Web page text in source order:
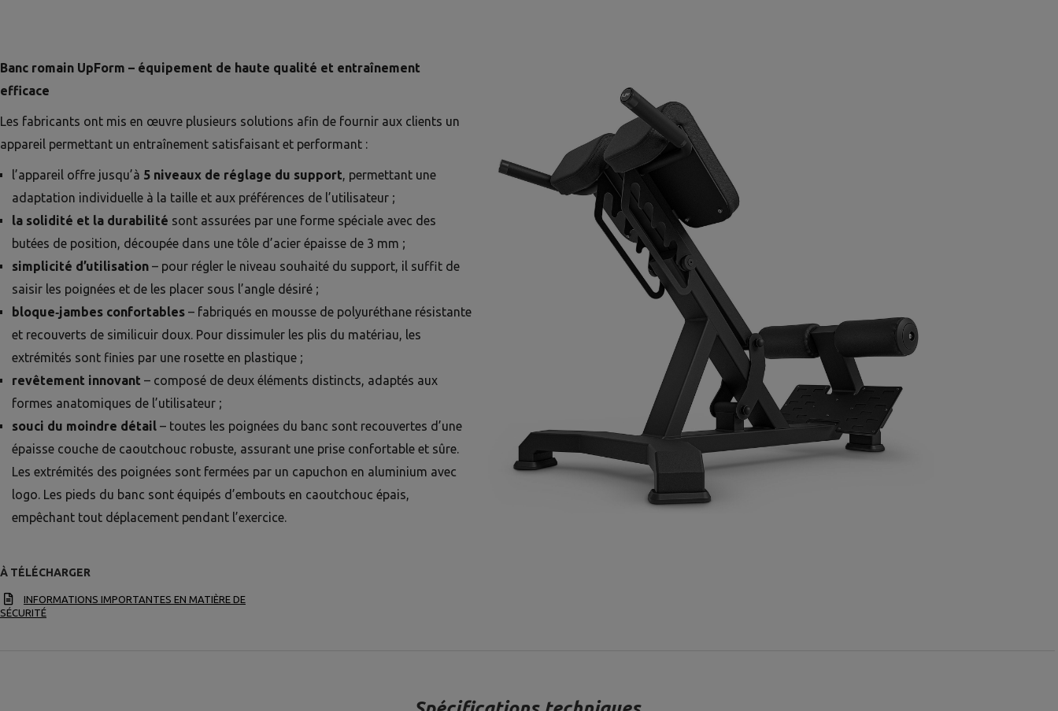
Banc romain UpForm – équipement de haute qualité et entraînement
efficace
Les fabricants ont mis en œuvre plusieurs solutions afin de fournir aux clients un
appareil permettant un entraînement satisfaisant et performant :
l’appareil offre jusqu’à 5 niveaux de réglage du support, permettant une
adaptation individuelle à la taille et aux préférences de l’utilisateur ;
la solidité et la durabilité sont assurées par une forme spéciale avec des
butées de position, découpée dans une tôle d’acier épaisse de 3 mm ;
simplicité d’utilisation – pour régler le niveau souhaité du support, il suffit de
saisir les poignées et de les placer sous l’angle désiré ;
bloque‑jambes confortables – fabriqués en mousse de polyuréthane résistante
et recouverts de similicuir doux. Pour dissimuler les plis du matériau, les
extrémités sont finies par une rosette en plastique ;
revêtement innovant – composé de deux éléments distincts, adaptés aux
formes anatomiques de l’utilisateur ;
souci du moindre détail – toutes les poignées du banc sont recouvertes d’une
épaisse couche de caoutchouc robuste, assurant une prise confortable et sûre.
Les extrémités des poignées sont fermées par un capuchon en aluminium avec
logo. Les pieds du banc sont équipés d’embouts en caoutchouc épais,
empêchant tout déplacement pendant l’exercice.
À TÉLÉCHARGER
INFORMATIONS IMPORTANTES EN MATIÈRE DE
SÉCURITÉ